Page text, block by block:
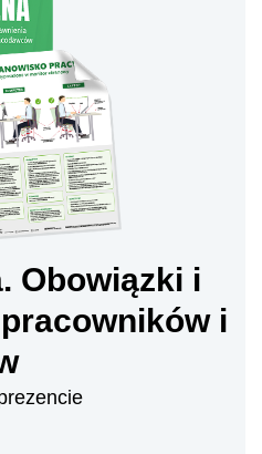
Obowiązki i
i